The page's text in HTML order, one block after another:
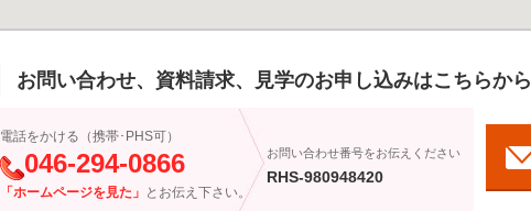
お問い合わせ、資料請求、見学のお申し込みはこちらから
電話をかける（携帯･PHS可）
046-294-0866
「ホームページを見た」 とお伝え下さい。
お問い合わせ番号をお伝えください
RHS-980948420